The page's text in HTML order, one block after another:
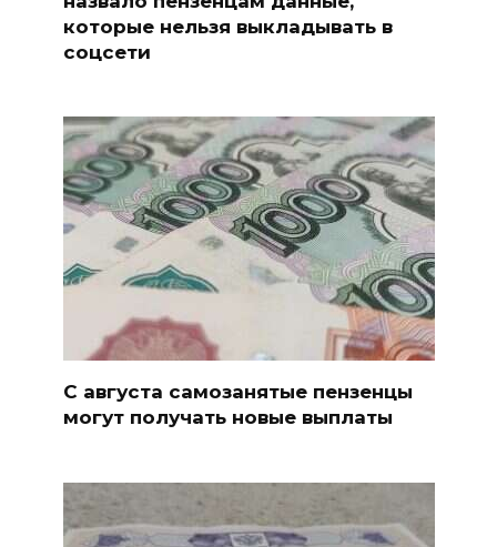
которые нельзя выкладывать в
соцсети
С августа самозанятые пензенцы
могут получать новые выплаты